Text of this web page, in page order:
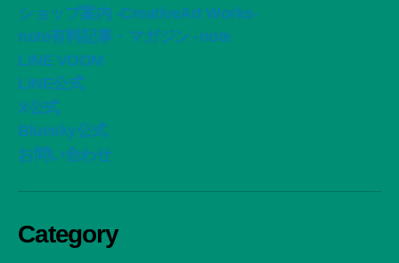
ショップ案内 -CreativeArt Works-
note有料記事・マガジン -note
LINE VOOM
LINE公式
X公式
Bluesky公式
お問い合わせ
Category